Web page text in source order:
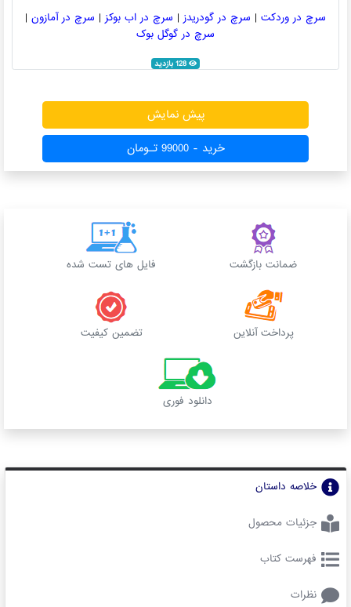
سرچ در وردکت| سرچ در گودریدز| سرچ در اب بوکز| سرچ در آمازون|
سرچ در گوگل بوک
128 بازدید
پیش نمایش
خرید - 99000 تـومان
ضمانت بازگشت فایل های تست شده
پرداخت آنلاین تضمین کیفیت
دانلود فوری
خلاصه داستان
جزئیات محصول
فهرست کتاب
نظرات